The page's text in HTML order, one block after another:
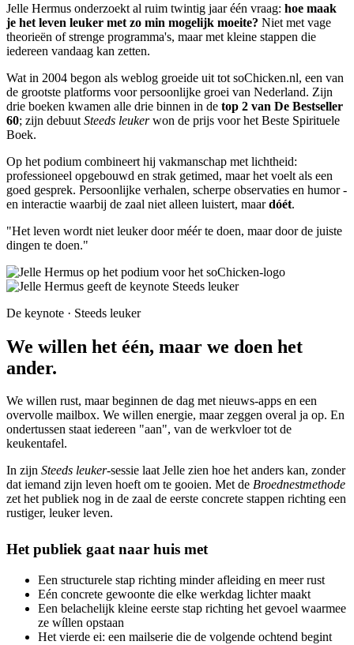
Jelle Hermus onderzoekt al ruim twintig jaar één vraag: hoe maak
je het leven leuker met zo min mogelijk moeite? Niet met vage
theorieën of strenge programma's, maar met kleine stappen die
iedereen vandaag kan zetten.
Wat in 2004 begon als weblog groeide uit tot soChicken.nl, een van
de grootste platforms voor persoonlijke groei van Nederland. Zijn
drie boeken kwamen alle drie binnen in de top 2 van De Bestseller
60; zijn debuut Steeds leukerwon de prijs voor het Beste Spirituele
Boek.
Op het podium combineert hij vakmanschap met lichtheid:
professioneel opgebouwd en strak getimed, maar het voelt als een
goed gesprek. Persoonlijke verhalen, scherpe observaties en humor -
en interactie waarbij de zaal niet alleen luistert, maardóét.
"Het leven wordt niet leuker doorméérte doen, maar door de juiste
dingen te doen."
De keynote · Steeds leuker
We willen het één, maar we doen het
ander.
We willen rust, maar beginnen de dag met nieuws-apps en een
overvolle mailbox. We willen energie, maar zeggen overal ja op. En
ondertussen staat iedereen "aan", van de werkvloer tot de
keukentafel.
In zijn Steeds leuker-sessie laat Jelle zien hoe het anders kan, zonder
dat iemand zijn leven hoeft om te gooien. Met de Broednestmethode
zet het publiek nog in de zaal de eerste concrete stappen richting een
rustiger, leuker leven.
Het publiek gaat naar huis met
Een structurele stap richting minder afleiding en meer rust
Eén concrete gewoonte die elke werkdag lichter maakt
Een belachelijk kleine eerste stap richting het gevoel waarmee
ze wíllen opstaan
Het vierde ei: een mailserie die de volgende ochtend begint